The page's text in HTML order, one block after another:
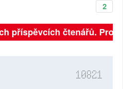
2
příspěvcích čtenářů.
10821